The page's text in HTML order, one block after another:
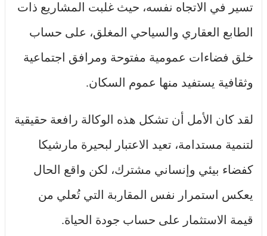
تسير في الاتجاه نفسه، حيث غلبت المشاريع ذات
الطابع العقاري والسياحي المغلق، على حساب
خلق فضاءات عمومية مفتوحة ومرافق اجتماعية
وثقافية يستفيد منها عموم السكان.
لقد كان الأمل أن تشكل هذه الوكالة رافعة حقيقية
لتنمية مستدامة، تعيد الاعتبار لبحيرة مارشيكا
كفضاء بيئي وإنساني مشترك، لكن واقع الحال
يعكس استمرار نفس المقاربة التي تُعلي من
قيمة الاستثمار على حساب جودة الحياة.